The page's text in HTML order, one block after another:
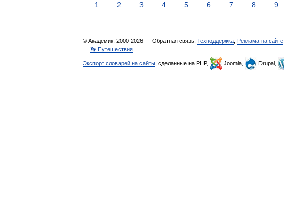
1 2 3 4 5 6 7 8 9
© Академик, 2000-2026 Обратная связь: Техподдержка Реклама на сайте
👣 Путешествия
Экспорт словарей на сайты , сделанные на PHP, Joomla, Drupal,